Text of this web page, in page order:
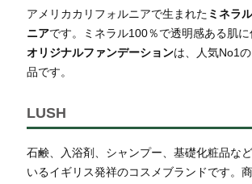
アメリカカリフォルニアで生まれた ミネラ
ニアです。ミネラル100％で透明感ある肌
オリジナルファンデーションは、人気No1
品です。
LUSH
石鹸、入浴剤、シャンプー、基礎化粧品な
いるイギリス発祥のコスメブランドです。